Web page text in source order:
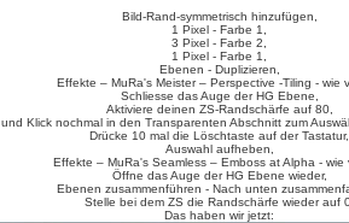
Bild-Rand-symmetrisch hinzufügen,
1 Pixel - Farbe 1,
3 Pixel - Farbe 2,
1 Pixel - Farbe 1,
Ebenen - Duplizieren,
Effekte – MuRa's Meister – Perspective -Tiling - wie
Schliesse das Auge der HG Ebene,
Aktiviere deinen ZS-Randschärfe auf 80,
und Klick nochmal in den Transparenten Abschnitt zum
Drücke 10 mal die Löschtaste auf der Tastatur,
Auswahl aufheben,
Effekte – MuRa's Seamless – Emboss at Alpha - wie
Öffne das Auge der HG Ebene wieder,
Ebenen zusammenführen - Nach unten
Stelle bei dem ZS die Randschärfe wieder auf
Das haben wir jetzt: